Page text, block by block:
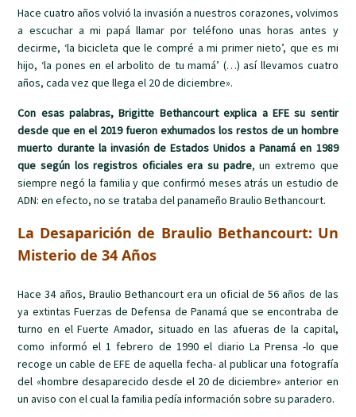
Hace cuatro años volvió la invasión a nuestros corazones, volvimos
a escuchar a mi papá llamar por teléfono unas horas antes y
decirme, ‘la bicicleta que le compré a mi primer nieto’, que es mi
hijo, ‘la pones en el arbolito de tu mamá’ (…) así llevamos cuatro
años, cada vez que llega el 20 de diciembre».
Con esas palabras, Brigitte Bethancourt explica a EFE su sentir
desde que en el 2019 fueron exhumados los restos de un hombre
muerto durante la invasión de Estados Unidos a Panamá en 1989
que según los registros oficiales era su padre, un extremo que
siempre negó la familia y que confirmó meses atrás un estudio de
ADN: en efecto, no se trataba del panameño Braulio Bethancourt.
La Desaparición de Braulio Bethancourt: Un
Misterio de 34 Años
Hace 34 años, Braulio Bethancourt era un oficial de 56 años de las
ya extintas Fuerzas de Defensa de Panamá que se encontraba de
turno en el Fuerte Amador, situado en las afueras de la capital,
como informó el 1 febrero de 1990 el diario La Prensa -lo que
recoge un cable de EFE de aquella fecha- al publicar una fotografía
del «hombre desaparecido desde el 20 de diciembre» anterior en
un aviso con el cual la familia pedía información sobre su paradero.